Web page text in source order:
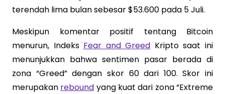
terendah lima bulan sebesar $53.600 pada 5 Juli.
Meskipun komentar positif tentang Bitcoin
menurun, Indeks Fear and Greed Kripto saat ini
menunjukkan bahwa sentimen pasar berada di
zona “Greed” dengan skor 60 dari 100. Skor ini
merupakan rebound yang kuat dari zona “Extreme